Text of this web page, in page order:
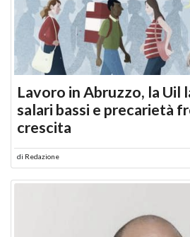
Lavoro in Abruzzo, la Uil
salari bassi e precarietà
crescita
di Redazione